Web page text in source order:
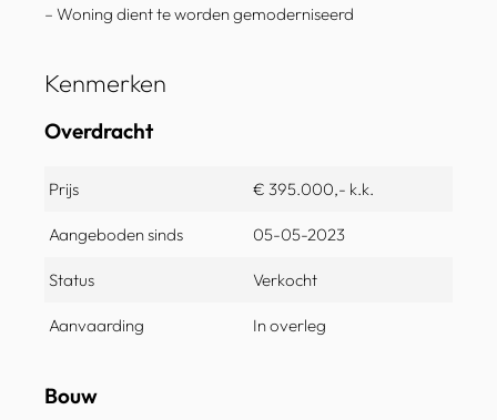
– Woning dient te worden gemoderniseerd
Kenmerken
Overdracht
Prijs € 395.000,- k.k.
Aangeboden sinds 05-05-2023
Status Verkocht
Aanvaarding In overleg
Bouw